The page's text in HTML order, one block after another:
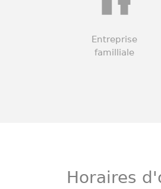
Entreprise
familliale
Horaires